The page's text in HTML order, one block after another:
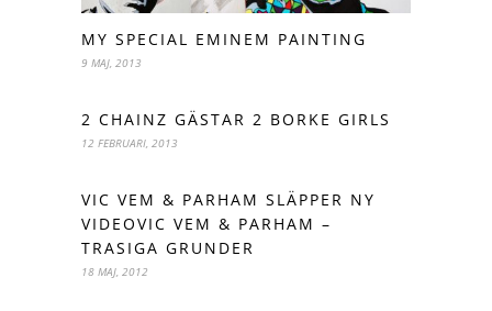
MY SPECIAL EMINEM PAINTING
9 MAJ, 2013
2 CHAINZ GÄSTAR 2 BORKE GIRLS
12 FEBRUARI, 2013
VIC VEM & PARHAM SLÄPPER NY
VIDEOVIC VEM & PARHAM –
TRASIGA GRUNDER
18 MAJ, 2012